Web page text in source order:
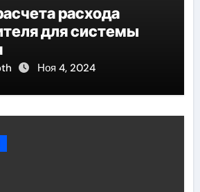
расхода
для системы
Ноя 4, 2024